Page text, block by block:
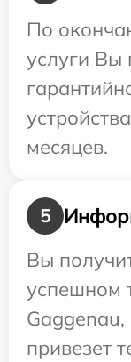
По
услуги Вы
месяцев.
5
Вы
успешном
привезет